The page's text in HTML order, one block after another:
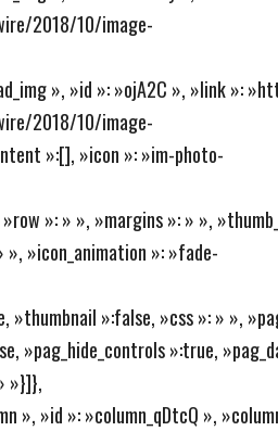
2018/10/image-
», »id »: »ojA2C », »link »:
2018/10/image-
»:[], »icon »: »im-photo-
»row »: » », »margins »: » »,
», »icon_animation »: »fade-
»thumbnail »:false, »css »: » »,
»pag_hide_controls »:true,
»}]},
», »id »: »column_qDtcQ »,